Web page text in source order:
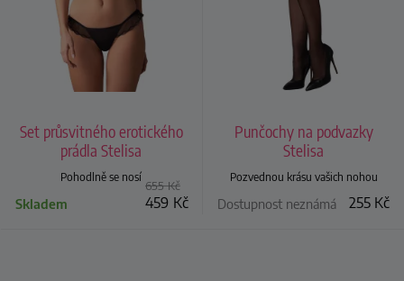
Set průsvitného erotického
prádla Stelisa
Pohodlně se nosí
655Kč
459 Kč
Skladem
Punčochy na podvazky
Stelisa
Pozvednou krásu vašich nohou
255 Kč
Dostupnost neznámá